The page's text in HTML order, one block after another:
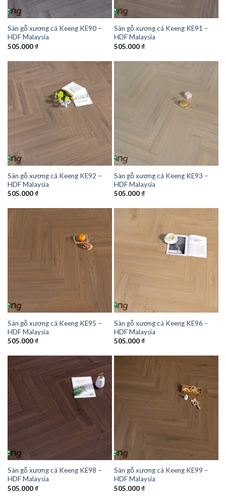
Sàn gỗ xương cá Keeng KE90 –
HDF Malaysia
505.000₫
Sàn gỗ xương cá Keeng KE91 –
HDF Malaysia
505.000₫
Sàn gỗ xương cá Keeng KE92 –
HDF Malaysia
505.000₫
Sàn gỗ xương cá Keeng KE93 –
HDF Malaysia
505.000₫
Sàn gỗ xương cá Keeng KE95 –
HDF Malaysia
505.000₫
Sàn gỗ xương cá Keeng KE96 –
HDF Malaysia
505.000₫
Sàn gỗ xương cá Keeng KE98 –
HDF Malaysia
505.000₫
Sàn gỗ xương cá Keeng KE99 –
HDF Malaysia
505.000₫